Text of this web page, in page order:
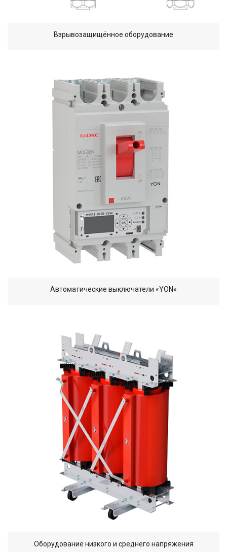
Взрывозащищённое оборудование
Автоматические выключатели «YON»
Оборудование низкого и среднего напряжения